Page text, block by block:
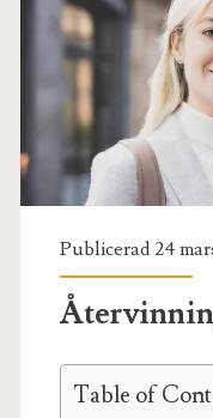
Publicerad 24
Table of